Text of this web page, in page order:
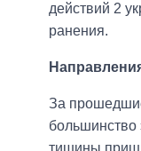
действий 2
ранения.
За